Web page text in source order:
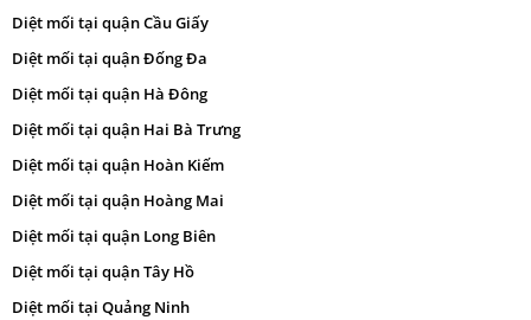
Diệt mối tại quận Cầu Giấy
Diệt mối tại quận Đống Đa
Diệt mối tại quận Hà Đông
Diệt mối tại quận Hai Bà Trưng
Diệt mối tại quận Hoàn Kiếm
Diệt mối tại quận Hoàng Mai
Diệt mối tại quận Long Biên
Diệt mối tại quận Tây Hồ
Diệt mối tại Quảng Ninh